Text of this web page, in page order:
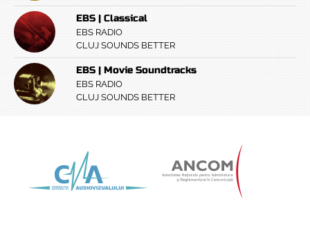
EBS | Classical
EBS RADIO
CLUJ SOUNDS BETTER
EBS | Movie Soundtracks
EBS RADIO
CLUJ SOUNDS BETTER